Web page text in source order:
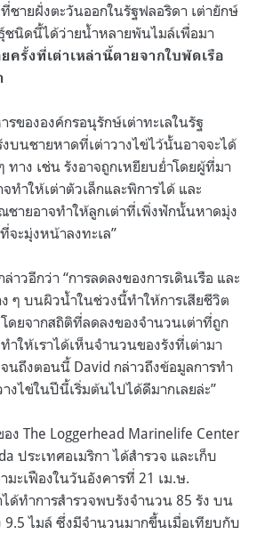
ที่ชายฝั่งตะวันออกในรัฐฟลอริดา เต่ายักษ์
นิดนี้ได้ว่ายน้ำหลายพันไมล์เพื่อมา
ครั้งที่เต่าเหล่านี้ตายจากใบพัดเรือ
รขององค์กรอนุรักษ์เต่าทะเลในรัฐ
งบนชายหาดที่เต่าวางไข่ไว้นั้นอาจจะได้
ทาง เช่น รังอาจถูกเหยียบย่ำโดยผู้ที่มา
ทำให้เต่าตัวเล็กและพิการได้ และ
ชายอาจทำให้ลูกเต่าที่เพิ่งฟักนั้นหาดมุ่ง
ะมุ่งหน้าลงทะเล”
าวอีกว่า “การลดลงของการเดินเรือ และ
ๆ บนผิวน้ำในช่วงนี้ทำให้การเสียชีวิต
ดยจากสถิติที่ลดลงของจำนวนเต่าที่ถูก
ำให้เราได้เห็นจำนวนของรังที่เต่ามา
นถึงตอนนี้ David กล่าวถึงข้อมูลการทำ
างไข่ในปีนี้เริ่มต้นไปได้ดีมากเลยล่ะ”
ง The Loggerhead Marinelife Center
ประเทศอเมริกา ได้สำรวจ และเก็บ
มะเฟืองในวันอังคารที่ 21 เม.ษ.
ด้ทำการสำรวจพบรังจำนวน 85 รัง บน
9.5 ไมล์ ซึ่งมีจำนวนมากขึ้นเมื่อเทียบกับ